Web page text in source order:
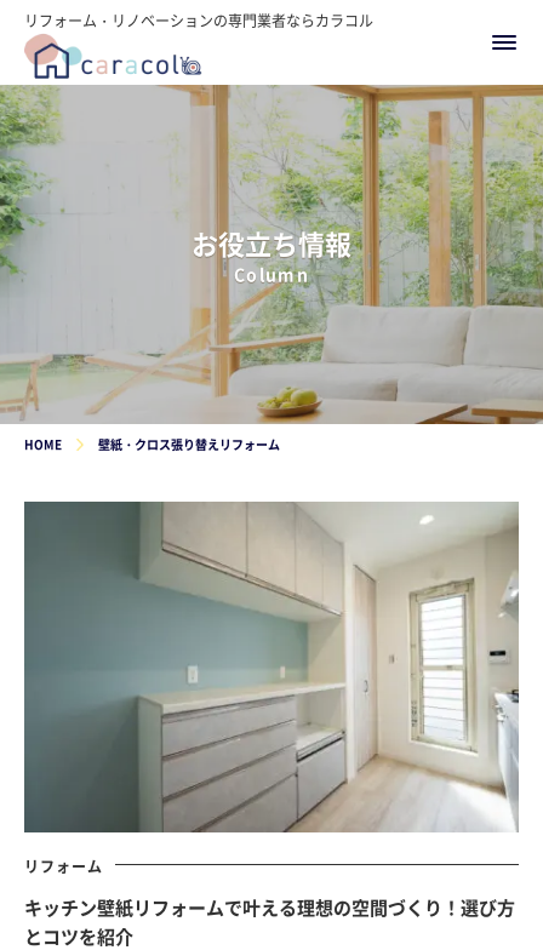
リフォーム・リノベーションの専門業者ならカラコル
お役立ち情報
Column
HOME 壁紙・クロス張り替えリフォーム
リフォーム
キッチン壁紙リフォームで叶える理想の空間づくり！選び方
とコツを紹介